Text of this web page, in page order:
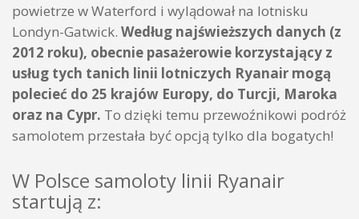
powietrze w Waterford i wylądował na lotnisku
Londyn-Gatwick. Według najświeższych danych (z
2012 roku), obecnie pasażerowie korzystający z
usług tych tanich linii lotniczych Ryanair mogą
polecieć do 25 krajów Europy, do Turcji, Maroka
oraz na Cypr. To dzięki temu przewoźnikowi podróż
samolotem przestała być opcją tylko dla bogatych!
W Polsce samoloty linii Ryanair
startują z: